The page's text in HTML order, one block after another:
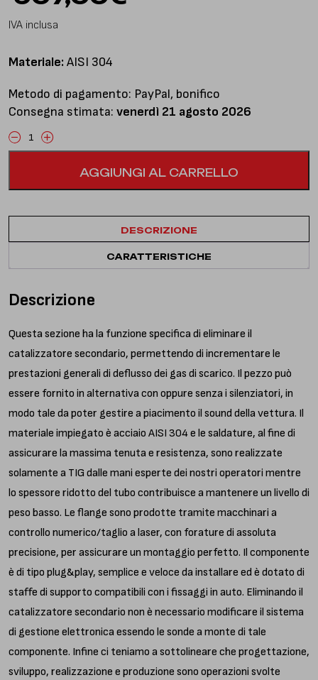
IVA inclusa
Materiale: AISI 304
Metodo di pagamento: PayPal, bonifico
Consegna stimata: venerdì 21 agosto 2026
Sezione
con
quantità
AGGIUNGI AL CARRELLO
DESCRIZIONE
CARATTERISTICHE
Descrizione
Questa sezione ha la funzione specifica di eliminare il
catalizzatore secondario, permettendo di incrementare le
prestazioni generali di deflusso dei gas di scarico. Il pezzo può
essere fornito in alternativa con oppure senza i silenziatori, in
modo tale da poter gestire a piacimento il sound della vettura. Il
materiale impiegato è acciaio AISI 304 e le saldature, al fine di
assicurare la massima tenuta e resistenza, sono realizzate
solamente a TIG dalle mani esperte dei nostri operatori mentre
lo spessore ridotto del tubo contribuisce a mantenere un livello di
peso basso. Le flange sono prodotte tramite macchinari a
controllo numerico/taglio a laser, con forature di assoluta
precisione, per assicurare un montaggio perfetto. Il componente
è di tipo plug&play, semplice e veloce da installare ed è dotato di
staffe di supporto compatibili con i fissaggi in auto. Eliminando il
catalizzatore secondario non è necessario modificare il sistema
di gestione elettronica essendo le sonde a monte di tale
componente. Infine ci teniamo a sottolineare che progettazione,
sviluppo, realizzazione e produzione sono operazioni svolte